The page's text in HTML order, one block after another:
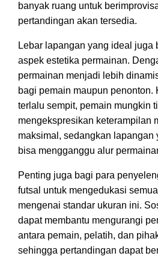
banyak ruang untuk
pertandingan akan tersedia.
Lebar lapangan yang ideal juga
aspek estetika permainan.
permainan menjadi lebih
bagi pemain maupun penonton.
terlalu sempit, pemain mungkin
mengekspresikan keterampilan
maksimal, sedangkan lapangan
bisa mengganggu alur
Penting juga bagi para
futsal untuk mengedukasi
mengenai standar ukuran ini.
dapat membantu mengurangi
antara pemain, pelatih, dan
sehingga pertandingan dapat